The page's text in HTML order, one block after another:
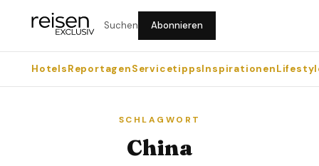
Suchen Abonnieren
HotelsReportagenServicetippsInspirationen
SCHLAGWORT
China